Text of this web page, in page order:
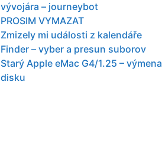
vývojára – journeybot
PROSIM VYMAZAT
Zmizely mi události z kalendáře
Finder – vyber a presun suborov
Starý Apple eMac G4/1.25 – výmena
disku